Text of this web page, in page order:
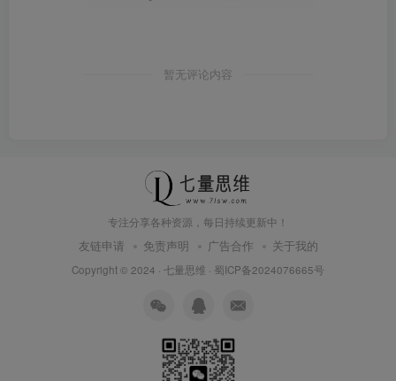
暂无评论内容
专注分享各种资源，每日持续更新中！
友链申请 免责声明 广告合作 关于我的
Copyright © 2024 · 七量思维 · 蜀ICP备2024076665号